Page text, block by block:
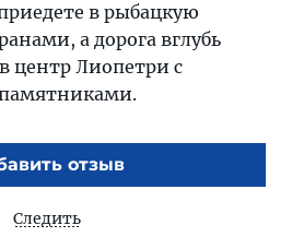
в рыбацкую
а дорога вглубь
центр Лиопетри с
отзыв
Следить